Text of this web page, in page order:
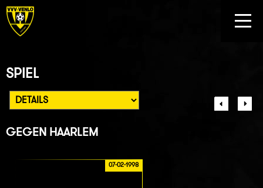
SPIEL
GEGEN HAARLEM
07-02-1998